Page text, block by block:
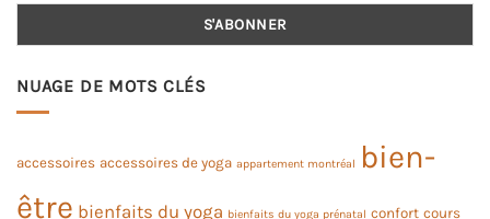
NUAGE DE MOTS CLÉS
accessoires accessoires de yoga appartement montréal
bien-
être bienfaits du yoga bienfaits du yoga prénatal confort cours